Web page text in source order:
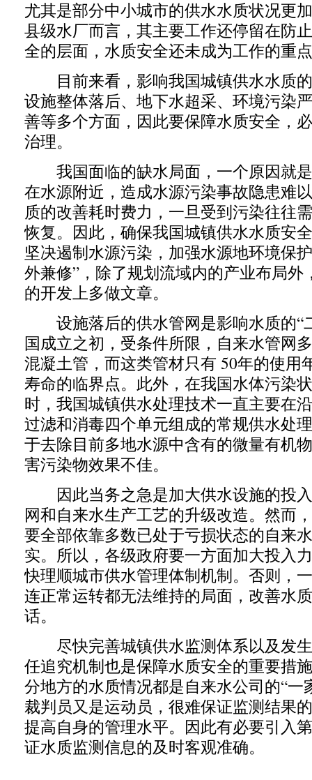
尤其是部分中小城市的供水水质状况更
县级水厂而言，其主要工作还停留在防
全的层面，水质安全还未成为工作的重
目前来看，影响我国城镇供水水质
设施整体落后、地下水超采、环境污染
善等多个方面，因此要保障水质安全，
治理。
我国面临的缺水局面，一个原因就
在水源附近，造成水源污染事故隐患难
质的改善耗时费力，一旦受到污染往往
恢复。因此，确保我国城镇供水水质安
坚决遏制水源污染，加强水源地环境保
外兼修”，除了规划流域内的产业布局外
的开发上多做文章。
设施落后的供水管网是影响水质的“
国成立之初，受条件所限，自来水管网
混凝土管，而这类管材只有 50年的使用
寿命的临界点。此外，在我国水体污染
时，我国城镇供水处理技术一直主要在
过滤和消毒四个单元组成的常规供水处
于去除目前多地水源中含有的微量有机
害污染物效果不佳。
因此当务之急是加大供水设施的投
网和自来水生产工艺的升级改造。然而
要全部依靠多数已处于亏损状态的自来
实。所以，各级政府要一方面加大投入
快理顺城市供水管理体制机制。否则，
连正常运转都无法维持的局面，改善水
话。
尽快完善城镇供水监测体系以及发
任追究机制也是保障水质安全的重要措
分地方的水质情况都是自来水公司的“一
裁判员又是运动员，很难保证监测结果
提高自身的管理水平。因此有必要引入
证水质监测信息的及时客观准确。